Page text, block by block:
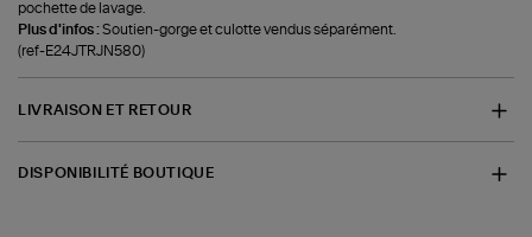
pochette de lavage.
Plus d'infos :Soutien-gorge et culotte vendus séparément.
(ref-E24JTRJN580)
LIVRAISON ET RETOUR
DISPONIBILITÉ BOUTIQUE